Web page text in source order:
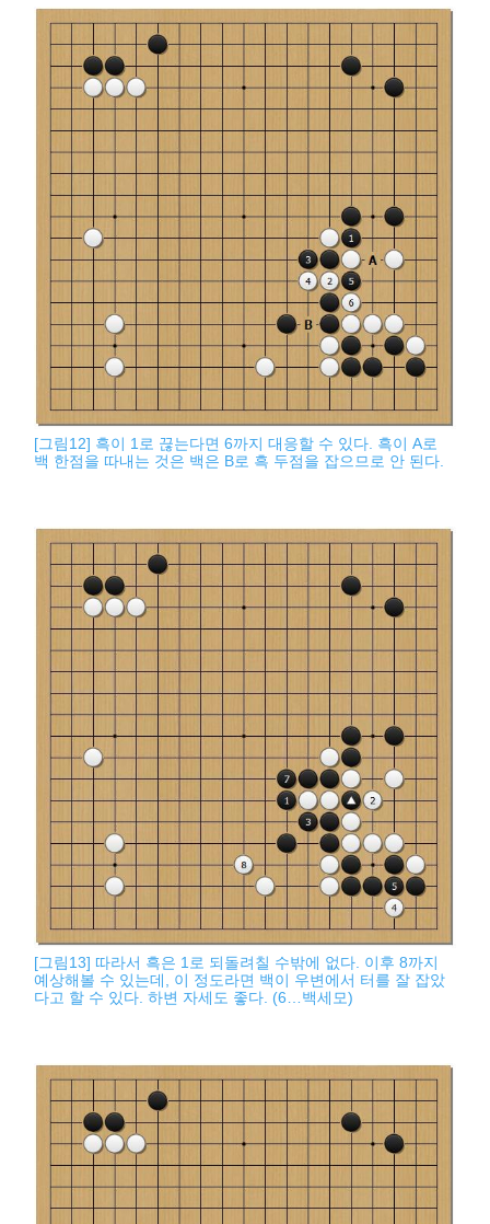
[그림12] 흑이 1로 끊는다면 6까지 대응할 수 있다. 흑이 A로
백 한점을 따내는 것은 백은 B로 흑 두점을 잡으므로 안 된다.
[그림13] 따라서 흑은 1로 되돌려칠 수밖에 없다. 이후 8까지
예상해볼 수 있는데, 이 정도라면 백이 우변에서 터를 잘 잡았
다고 할 수 있다. 하변 자세도 좋다. (6…백세모)